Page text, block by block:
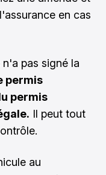
en cas
pas signé la
permis
permis
Il peut tout
au